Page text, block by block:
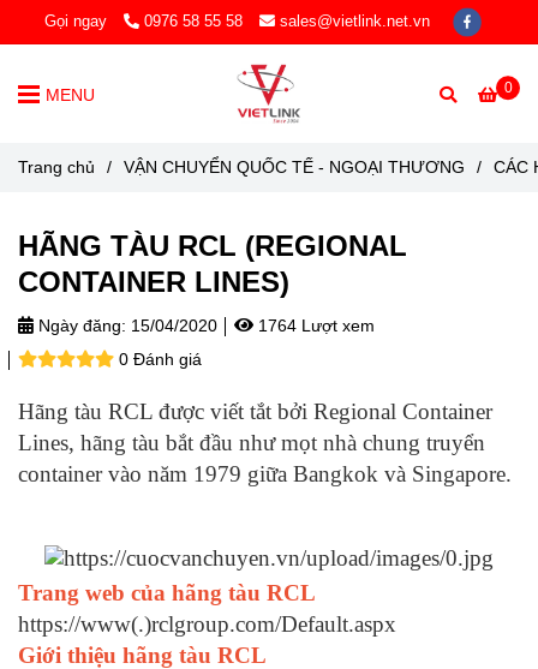
Gọi ngay 0976 58 55 58 sales@vietlink.net.vn
0
MENU
Trang chủ / VẬN CHUYỂN QUỐC TẾ - NGOẠI THƯƠNG / CÁC
HÃNG TÀU RCL (REGIONAL
CONTAINER LINES)
Ngày đăng: 15/04/2020
1764 Lượt xem
0 Đánh giá
Hãng tàu RCL được viết tắt bởi Regional Container
Lines, hãng tàu bắt đầu như mọt nhà chung truyển
container vào năm 1979 giữa Bangkok và Singapore.
Trang web của hãng tàu RCL
https://www(.)rclgroup.com/Default.aspx
Giới thiệu hãng tàu RCL